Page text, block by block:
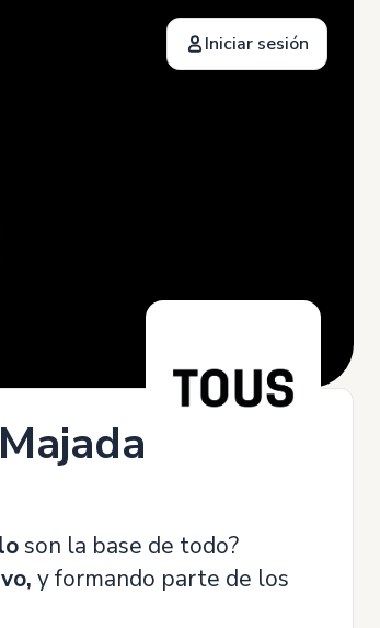
Iniciar sesión
son la base de todo?
y formando parte de los